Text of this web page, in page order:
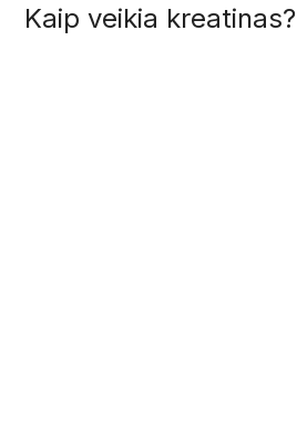
Kaip veikia kreatinas?